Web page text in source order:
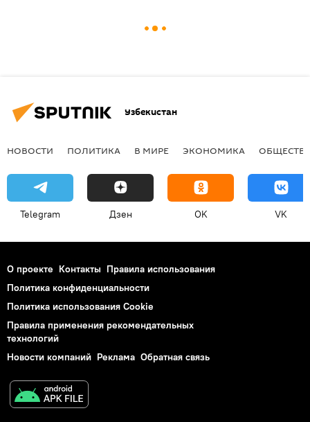
Узбекистан
НОВОСТИ ПОЛИТИКА В МИРЕ ЭКОНОМИКА
Telegram Дзен OK VK
О проекте Контакты Правила использования
Политика конфиденциальности
Политика использования Cookie
Правила применения рекомендательных
технологий
Новости компаний Реклама Обратная связь